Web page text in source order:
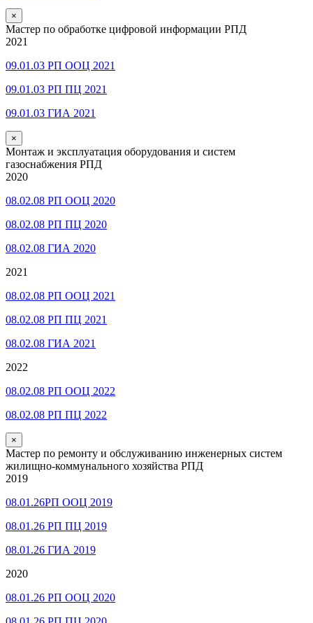
×
Мастер по обработке цифровой информации РПД
2021
09.01.03 РП ООЦ 2021
09.01.03 РП ПЦ 2021
09.01.03 ГИА 2021
×
Монтаж и эксплуатация оборудования и систем
газоснабжения РПД
2020
08.02.08 РП ООЦ 2020
08.02.08 РП ПЦ 2020
08.02.08 ГИА 2020
2021
08.02.08 РП ООЦ 2021
08.02.08 РП ПЦ 2021
08.02.08 ГИА 2021
2022
08.02.08 РП ООЦ 2022
08.02.08 РП ПЦ 2022
×
Мастер по ремонту и обслуживанию инженерных систем
жилищно-коммунального хозяйства РПД
2019
08.01.26РП ООЦ 2019
08.01.26 РП ПЦ 2019
08.01.26 ГИА 2019
2020
08.01.26 РП ООЦ 2020